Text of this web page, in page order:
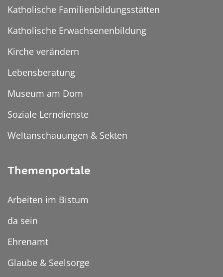
Katholische Familienbildungsstätten
Katholische Erwachsenenbildung
Kirche verändern
Lebensberatung
Museum am Dom
Soziale Lerndienste
Weltanschauungen & Sekten
Themenportale
Arbeiten im Bistum
da sein
Ehrenamt
Glaube & Seelsorge